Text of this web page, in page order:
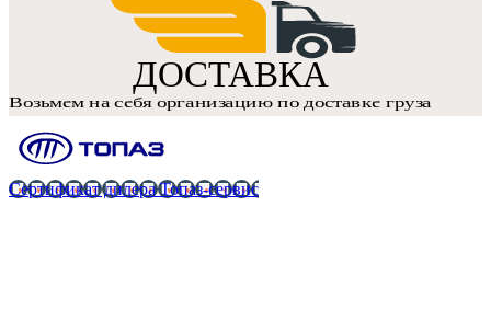
Сертификат дилера Топаз-сервис